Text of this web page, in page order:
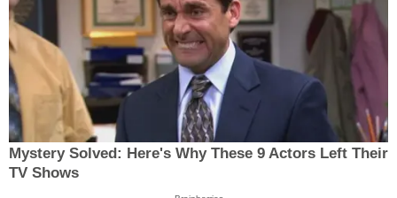
Mystery Solved: Here's Why These 9 Actors Left Their
TV Shows